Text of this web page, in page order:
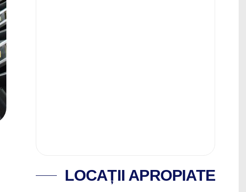
LOCAȚII APROPIATE